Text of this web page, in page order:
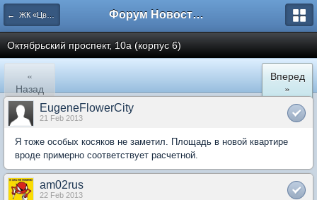
← ЖК «Цветочный город» Микрорайон 22 Форум Новостройки
Октябрьский проспект, 10а (корпус 6)
«
Назад
Вперед
»
EugeneFlowerCity
21 Feb 2013
Я тоже особых косяков не заметил. Площадь в новой квартире
вроде примерно соответствует расчетной.
am02rus
22 Feb 2013